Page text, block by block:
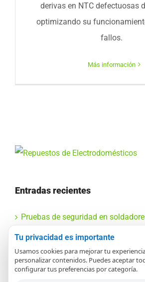
derivas en NTC defectuosas
optimizando su
fallos.
Más información
Entradas recientes
Pruebas de seguridad en
tierra
Significado y prueba de errores E1,
elípticas
Tu privacidad es importante
Usamos cookies para mejorar tu
personalizar contenidos. Puedes aceptar
configurar tus preferencias por categoría.